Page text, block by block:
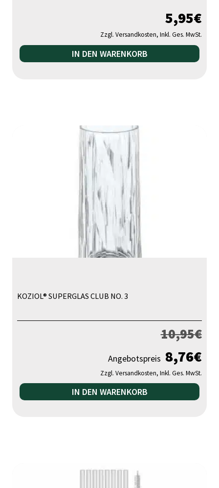
5,95€
Zzgl. Versandkosten, Inkl. Ges. MwSt.
IN DEN WARENKORB
KOZIOL® SUPERGLAS CLUB NO. 3
10,95€
Angebotspreis 8,76€
Zzgl. Versandkosten, Inkl. Ges. MwSt.
IN DEN WARENKORB